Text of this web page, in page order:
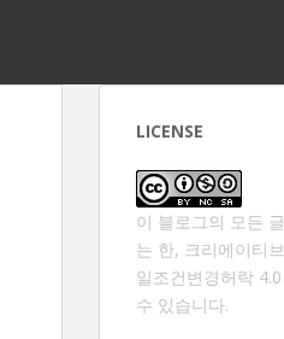
LICENSE
이 블로그의 모든
는 한, 크리에이티
일조건변경허락
수 있습니다.